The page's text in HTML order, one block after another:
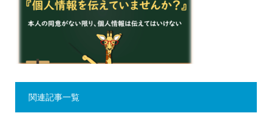
関連記事一覧